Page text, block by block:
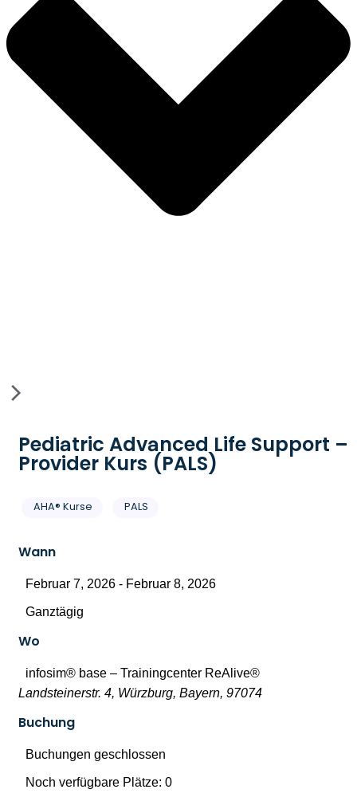
Pediatric Advanced Life Support –
Provider Kurs (PALS)
AHA® Kurse PALS
Wann
Februar 7, 2026 - Februar 8, 2026
Ganztägig
Wo
infosim® base – Trainingcenter ReAlive®
Landsteinerstr. 4, Würzburg, Bayern, 97074
Buchung
Buchungen geschlossen
Noch verfügbare Plätze: 0